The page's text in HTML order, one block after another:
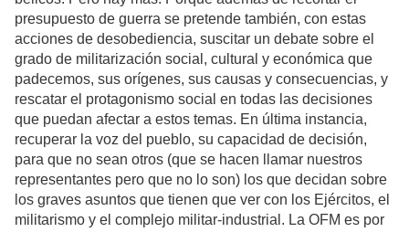
presupuesto de guerra se pretende también, con estas
acciones de desobediencia, suscitar un debate sobre el
grado de militarización social, cultural y económica que
padecemos, sus orígenes, sus causas y consecuencias, y
rescatar el protagonismo social en todas las decisiones
que puedan afectar a estos temas. En última instancia,
recuperar la voz del pueblo, su capacidad de decisión,
para que no sean otros (que se hacen llamar nuestros
representantes pero que no lo son) los que decidan sobre
los graves asuntos que tienen que ver con los Ejércitos, el
militarismo y el complejo militar-industrial. La OFM es por